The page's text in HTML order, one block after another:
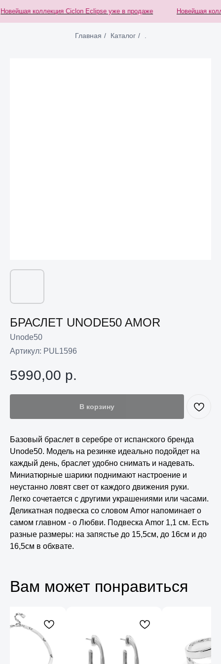
коллекция Ciclon Eclipse уже в продаже Новейшая
Главная / Каталог /
БРАСЛЕТ UNODE50 AMOR
Unode50
Артикул: PUL1596
5990,00 р.
В корзину
Базовый браслет в серебре от испанского бренда
Unode50. Модель на резинке идеально подойдет на
каждый день, браслет удобно снимать и надевать.
Миниатюрные шарики поднимают настроение и
неустанно ловят свет от каждого движения руки.
Легко сочетается с другими украшениями или часами.
Деликатная подвеска со словом Amor напоминает о
самом главном - о Любви. Подвеска Amor 1,1 см. Есть
разные размеры: на запястье до 15,5см, до 16см и до
16,5см в обхвате.
Вам может понравиться